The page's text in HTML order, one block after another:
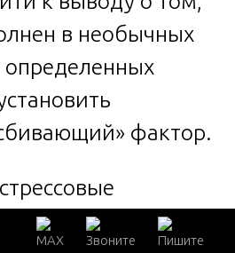
в необычных
определенных
фактор.
находится